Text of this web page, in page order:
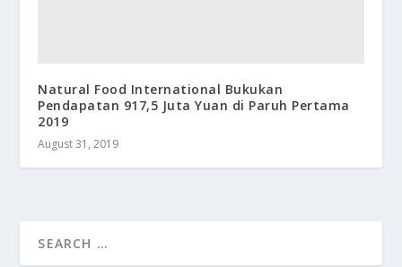
Natural Food International Bukukan
Pendapatan 917,5 Juta Yuan di Paruh Pertama
2019
August 31, 2019